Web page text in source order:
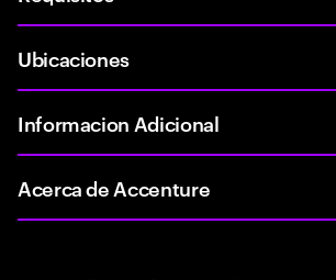
Ubicaciones
Informacion Adicional
Acerca de Accenture